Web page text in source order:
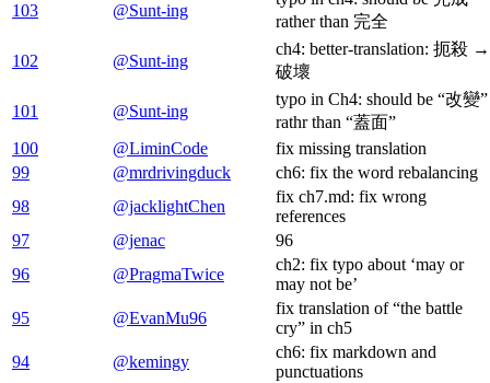
103
@Sunt-ing
rather than 完全
102 @Sunt-ing
ch4: better-translation: 扼殺 →
破壞
101 @Sunt-ing
typo in Ch4: should be “改變”
rathr than “蓋面”
100
@LiminCode
fix missing translation
99
@mrdrivingduck
ch6: fix the word rebalancing
98
@jacklightChen
fix ch7.md: fix wrong
references
97
@jenac
96
96
@PragmaTwice
ch2: fix typo about ‘may or
may not be’
95
@EvanMu96
fix translation of “the battle
cry” in ch5
94
@kemingy
ch6: fix markdown and
punctuations